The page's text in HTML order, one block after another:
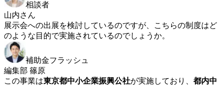
相談者
山内さん
展示会への出展を検討しているのですが、こちらの制度はど
のような目的で実施されているのでしょうか。
補助金フラッシュ
編集部 篠原
この事業は東京都中小企業振興公社が実施しており、 都内中